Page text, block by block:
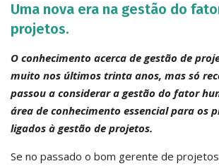
Uma nova era na gestão do
projetos.
O conhecimento acerca de gestão de
muito nos últimos trinta anos, mas só
passou a considerar a gestão do fator
área de conhecimento essencial para os
ligados à gestão de projetos.
Se no passado o bom gerente de